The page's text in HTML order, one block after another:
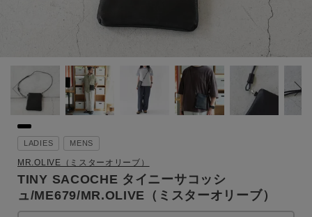
LADIES MENS
MR.OLIVE（ミスターオリーブ）
TINY SACOCHE タイニーサコッシ
ュ/ME679/MR.OLIVE（ミスターオリーブ）